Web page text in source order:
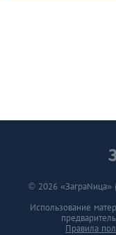
© 2026
Использование
Правила